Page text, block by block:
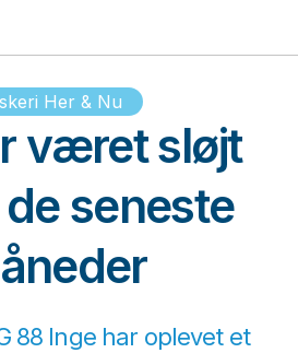
Her & Nu
været sløjt
seneste
88 Inge har oplevet et